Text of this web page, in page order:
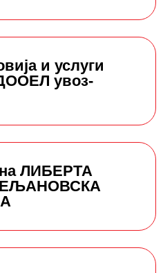
и услуги
увоз-
ЛИБЕРТА